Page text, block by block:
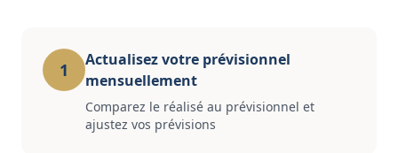
1
Actualisez votre prévisionnel
mensuellement
Comparez le réalisé au prévisionnel et
ajustez vos prévisions